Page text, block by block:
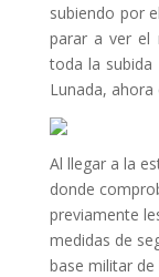
subiendo por
parar a ver el
toda la subida
Lunada,
Al llegar a la
donde
previamente
medidas de
base militar de